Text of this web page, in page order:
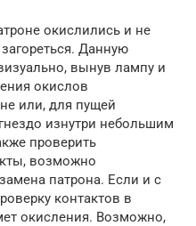
окислились и не
Данную
вынув лампу и
окислов
или, для пущей
изнутри небольшим
проверить
возможно
патрона. Если и с
контактов в
окисления. Возможно,